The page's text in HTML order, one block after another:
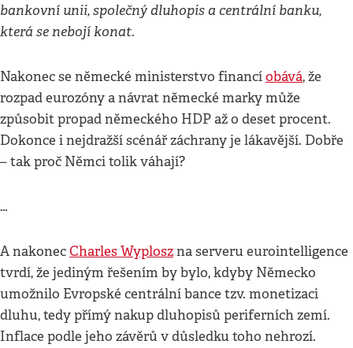
bankovní unii, společný dluhopis a centrální banku,
která se nebojí konat.
Nakonec se německé ministerstvo financíobává, že
rozpad eurozóny a návrat německé marky může
způsobit propad německého HDP až o deset procent.
Dokonce i nejdražší scénář záchrany je lákavější. Dobře
– tak proč Němci tolik váhají?
…
A nakonecCharles Wyploszna serveru eurointelligence
tvrdí, že jediným řešením by bylo, kdyby Německo
umožnilo Evropské centrální bance tzv. monetizaci
dluhu, tedy přímý nakup dluhopisů periferních zemí.
Inflace podle jeho závěrů v důsledku toho nehrozí.